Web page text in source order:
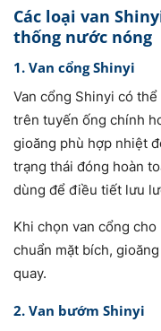
Các loại van
thống nước nóng
1. Van cổng Shinyi
Van cổng Shinyi có
trên tuyến ống chính
gioăng phù hợp nhiệt
trạng thái đóng hoàn
dùng để điều tiết lưu
Khi chọn van cổng
chuẩn mặt bích,
quay.
2. Van bướm Shinyi